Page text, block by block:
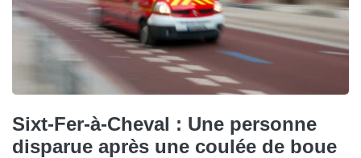
Sixt-Fer-à-Cheval : Une personne
disparue après une coulée de boue